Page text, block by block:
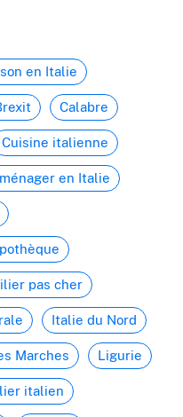
en Italie
Calabre
Cuisine italienne
en Italie
pas cher
Italie du Nord
Marches Ligurie
italien